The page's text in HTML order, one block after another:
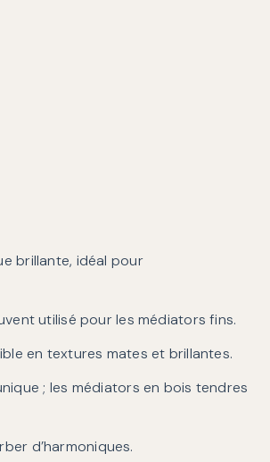
brillante, idéal pour
utilisé pour les médiators fins.
en textures mates et brillantes.
; les médiators en bois tendres
d’harmoniques.